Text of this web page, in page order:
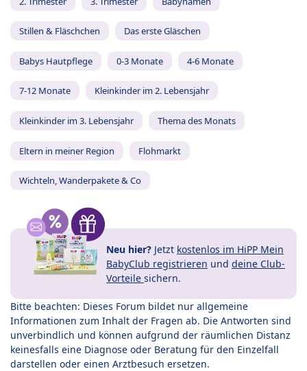
Stillen & Fläschchen Das erste Gläschen
Babys Hautpflege 0-3 Monate 4-6 Monate
7-12 Monate Kleinkinder im 2. Lebensjahr
Kleinkinder im 3. Lebensjahr Thema des Monats
Eltern in meiner Region Flohmarkt
Wichteln, Wanderpakete & Co
Neu hier? Jetzt kostenlos im HiPP Mein
BabyClub registrieren und deine Club-
Vorteile sichern.
Bitte beachten: Dieses Forum bildet nur allgemeine
Informationen zum Inhalt der Fragen ab. Die Antworten sind
unverbindlich und können aufgrund der räumlichen Distanz
keinesfalls eine Diagnose oder Beratung für den Einzelfall
darstellen oder einen Arztbesuch ersetzen.